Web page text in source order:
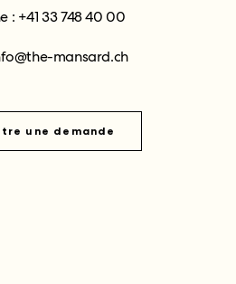
: +41 33 748 40 00
mansard.ch
une demande